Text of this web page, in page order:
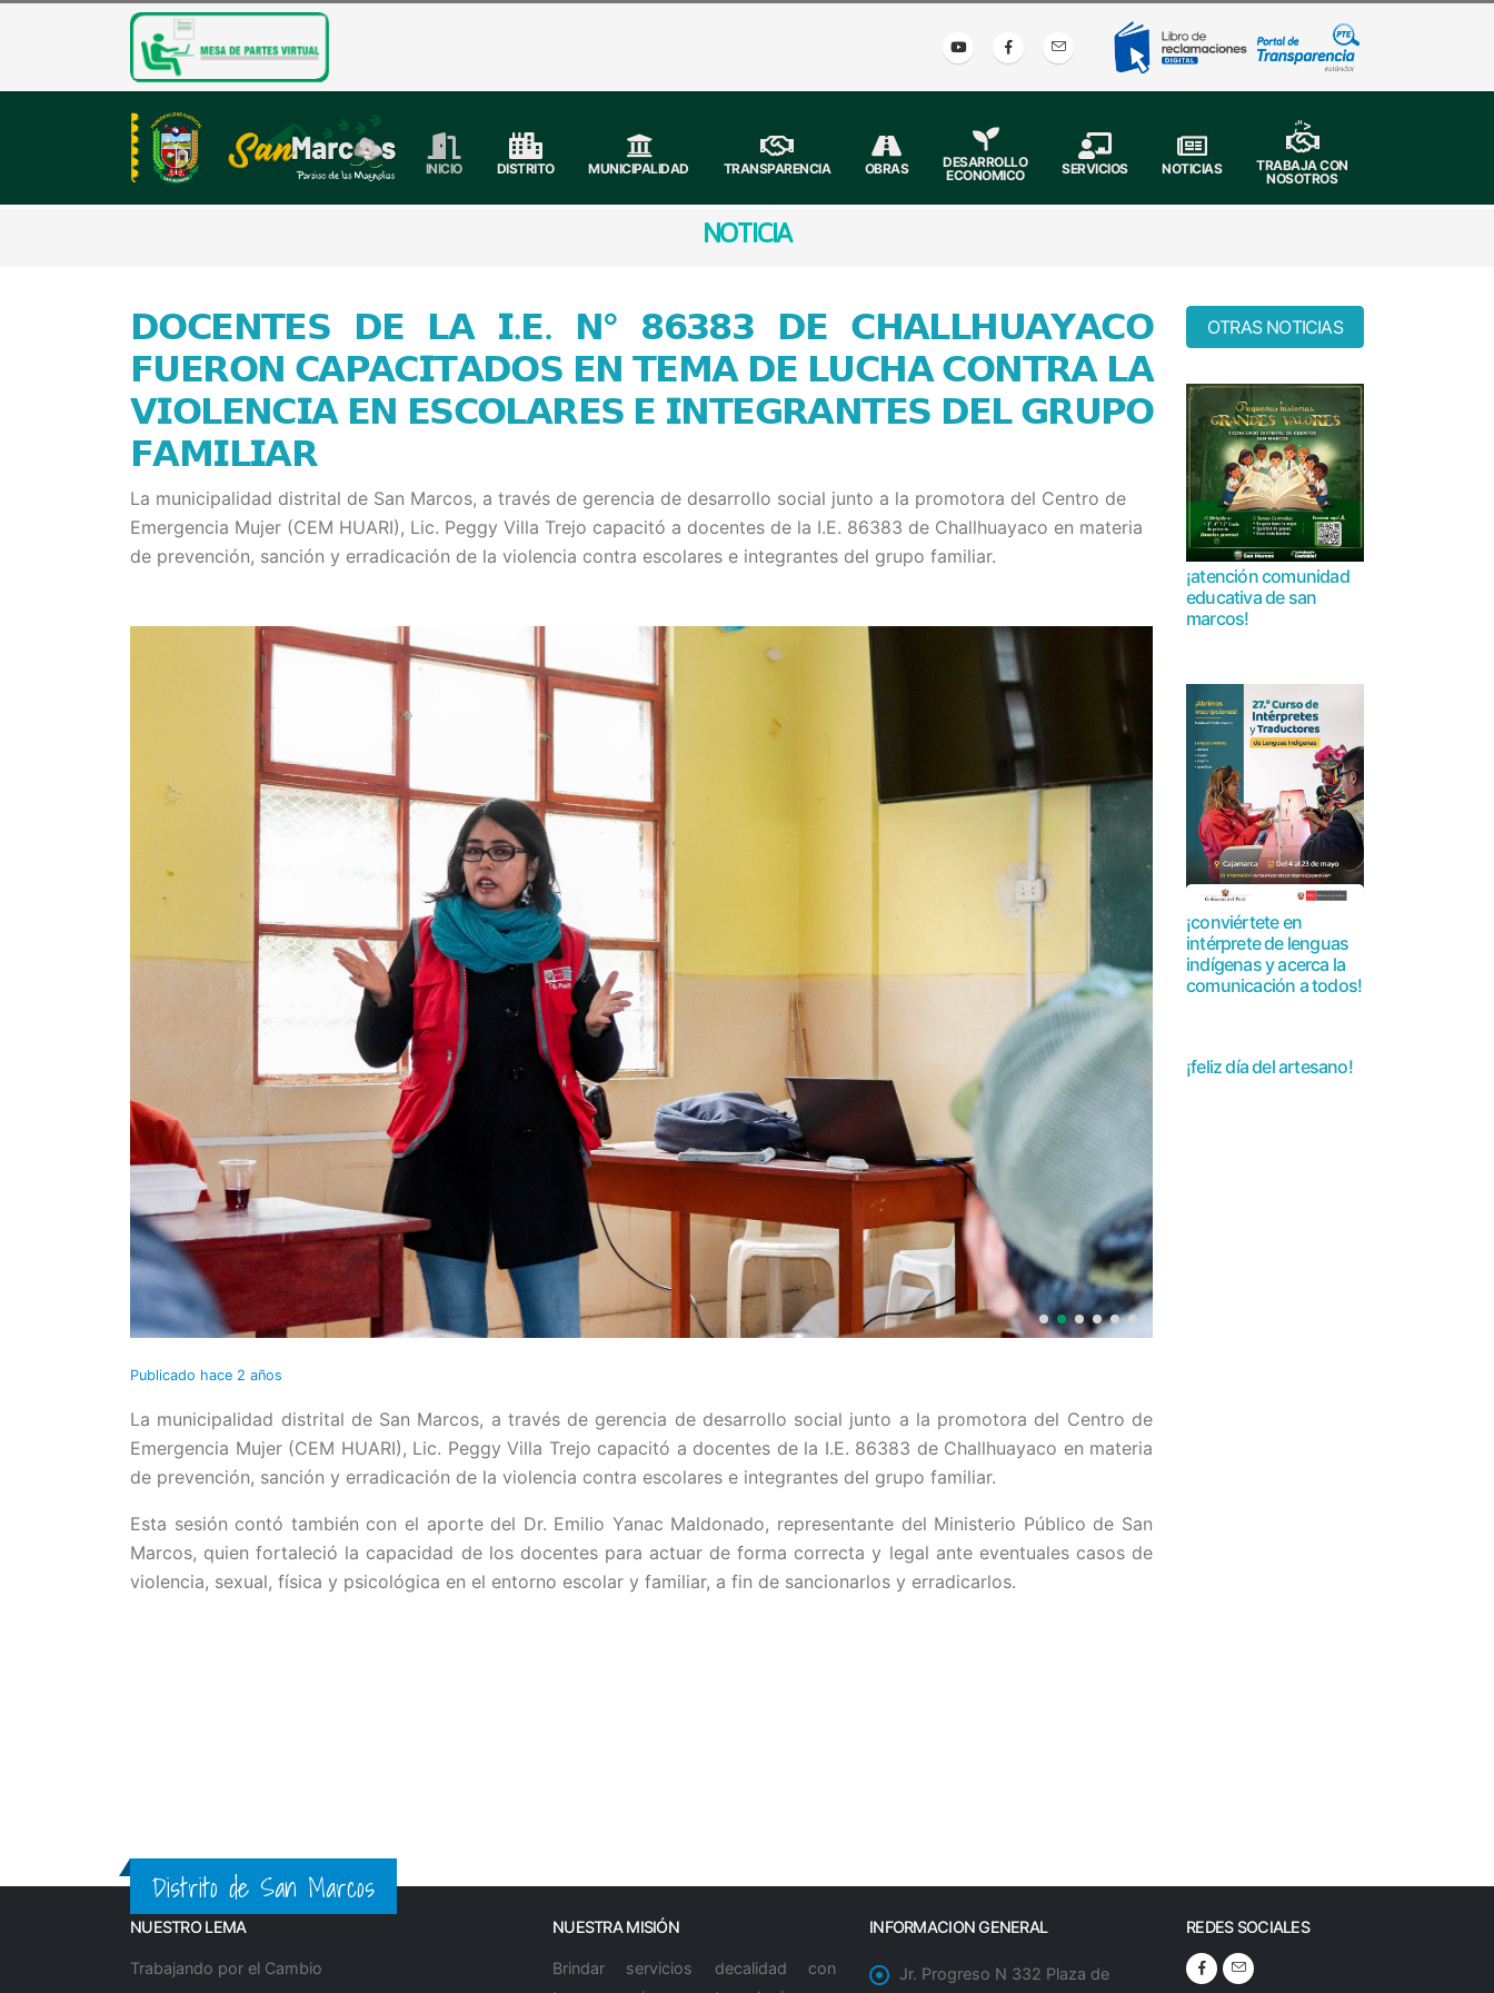
INICIO DISTRITO MUNICIPALIDAD TRANSPARENCIA OBRAS
DESARROLLO
ECONOMICO
SERVICIOS NOTICIAS
;">
TRABAJA CON
NOSOTROS
NOTICIA
𝗗𝗢𝗖𝗘𝗡𝗧𝗘𝗦 𝗗𝗘 𝗟𝗔 𝗜.𝗘. 𝗡° 𝟴𝟲𝟯𝟴𝟯 𝗗𝗘 𝗖𝗛𝗔𝗟𝗟𝗛𝗨𝗔𝗬𝗔𝗖𝗢
𝗙𝗨𝗘𝗥𝗢𝗡 𝗖𝗔𝗣𝗔𝗖𝗜𝗧𝗔𝗗𝗢𝗦 𝗘𝗡 𝗧𝗘𝗠𝗔 𝗗𝗘 𝗟𝗨𝗖𝗛𝗔 𝗖𝗢𝗡𝗧𝗥𝗔 𝗟𝗔
𝗩𝗜𝗢𝗟𝗘𝗡𝗖𝗜𝗔 𝗘𝗡 𝗘𝗦𝗖𝗢𝗟𝗔𝗥𝗘𝗦 𝗘 𝗜𝗡𝗧𝗘𝗚𝗥𝗔𝗡𝗧𝗘𝗦 𝗗𝗘𝗟 𝗚𝗥𝗨𝗣𝗢
𝗙𝗔𝗠𝗜𝗟𝗜𝗔𝗥
La municipalidad distrital de San Marcos, a través de gerencia de desarrollo social junto a la promotora del Centro de
Emergencia Mujer (CEM HUARI), Lic. Peggy Villa Trejo capacitó a docentes de la I.E. 86383 de Challhuayaco en materia
de prevención, sanción y erradicación de la violencia contra escolares e integrantes del grupo familiar.
Publicado hace 2 años
La municipalidad distrital de San Marcos, a través de gerencia de desarrollo social junto a la promotora del Centro de
Emergencia Mujer (CEM HUARI), Lic. Peggy Villa Trejo capacitó a docentes de la I.E. 86383 de Challhuayaco en materia
de prevención, sanción y erradicación de la violencia contra escolares e integrantes del grupo familiar.
Esta sesión contó también con el aporte del Dr. Emilio Yanac Maldonado, representante del Ministerio Público de San
Marcos, quien fortaleció la capacidad de los docentes para actuar de forma correcta y legal ante eventuales casos de
violencia, sexual, física y psicológica en el entorno escolar y familiar, a fin de sancionarlos y erradicarlos.
OTRAS NOTICIAS
¡atención comunidad
educativa de san
marcos!
¡conviértete en
intérprete de lenguas
indígenas y acerca la
comunicación a todos!
¡feliz día del artesano!
Distrito de San Marcos
NUESTRO LEMA
Trabajando por el Cambio
NUESTRA MISIÓN
Brindar servicios decalidad con
INFORMACION GENERAL
Jr. Progreso N 332 Plaza de
REDES SOCIALES